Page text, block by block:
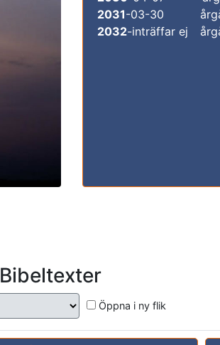
2031-03-30
2032-inträffar ej
Bibeltexter
Öppna i ny flik